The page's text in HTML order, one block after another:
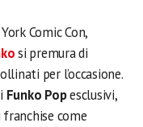
Comic Con,
si premura di
per l’occasione.
Funko Popesclusivi,
come